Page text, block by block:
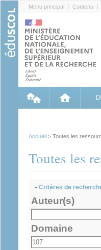
Menu principal Contenu
Accueil > Toutes les
Toutes les
Masquer
Critères de
Auteur(s)
Domaine